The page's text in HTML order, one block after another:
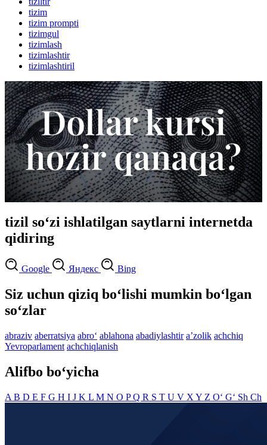
tizim
tizim prompti
tizimgul
tizimlash
tizimlashtir
tizimlashtiril
tizil so‘zi ishlatilgan saytlarni internetda
qidiring
Google Яндекс Bing
Siz uchun qiziq bo‘lishi mumkin bo‘lgan
so‘zlar
abraziv aberratsiya abro‘ ablahona abadiylashtir aʼzolik achchiq
Yevroparlament achchiqlanish
Alifbo bo‘yicha
A B D E F G H I J K L M N O PQ R S T U V X Y Z O‘ G‘ Sh Ch